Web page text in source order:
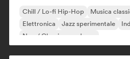
Chill / Lo-fi Hip-Hop Musica
Elettronica
Jazz sperimentale
Neo / Classico moderno